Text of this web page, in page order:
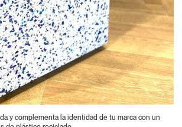
y complementa la identidad de tu marca con un